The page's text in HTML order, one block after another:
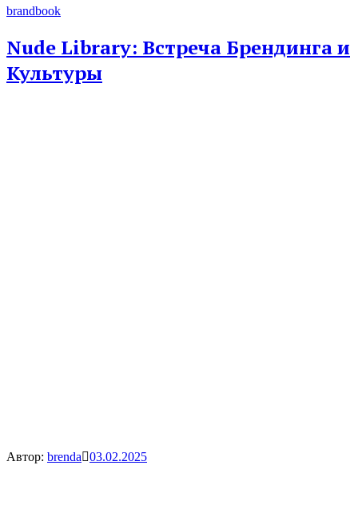
brandbook
Nude Library: Встреча Брендинга и
Культуры
Автор: brenda 03.02.2025